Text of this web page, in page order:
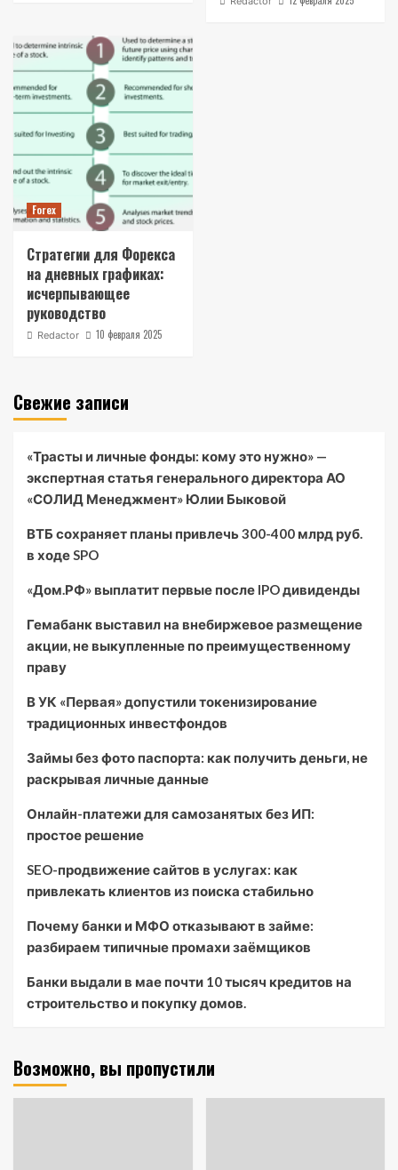
Forex
Стратегии для Форекса
на дневных графиках:
исчерпывающее
руководство
Redactor 10 февраля 2025
Свежие записи
«Трасты и личные фонды: кому это нужно» —
экспертная статья генерального директора АО
«СОЛИД Менеджмент» Юлии Быковой
ВТБ сохраняет планы привлечь 300-400 млрд руб.
в ходе SPO
«Дом.РФ» выплатит первые после IPO дивиденды
Гемабанк выставил на внебиржевое размещение
акции, не выкупленные по преимущественному
праву
В УК «Первая» допустили токенизирование
традиционных инвестфондов
Займы без фото паспорта: как получить деньги, не
раскрывая личные данные
Онлайн-платежи для самозанятых без ИП:
простое решение
SEO-продвижение сайтов в услугах: как
привлекать клиентов из поиска стабильно
Почему банки и МФО отказывают в займе:
разбираем типичные промахи заёмщиков
Банки выдали в мае почти 10 тысяч кредитов на
строительство и покупку домов.
Возможно, вы пропустили